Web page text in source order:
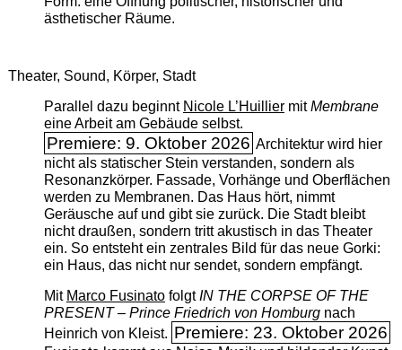
ästhetischer Räume.
Theater, Sound, Körper, Stadt
Parallel dazu beginnt Nicole L’Huilliermit ­Membrane
eine Arbeit am Gebäude selbst.
Premiere: 9. Oktober 2026 Architektur wird hier
nicht als statischer Stein verstanden, sondern als
Resonanzkörper. Fassade, Vorhänge und Oberflächen
werden zu Membranen. Das Haus hört, nimmt
Geräusche auf und gibt sie zurück. Die Stadt bleibt
nicht draußen, sondern tritt akustisch in das Theater
ein. So entsteht ein zentrales Bild für das neue Gorki:
ein Haus, das nicht nur sendet, sondern empfängt.
Mit Marco FusinatofolgtIN THE CORPSE OF THE
PRESENT – Prince Friedrich von Homburgnach
Heinrich von Kleist. Premiere: 23. Oktober 2026